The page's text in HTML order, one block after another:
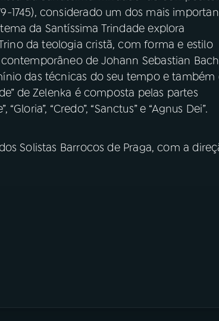
1745), considerado um dos mais
da Santíssima Trindade explora
da teologia cristã, com forma e estilo
de Johann Sebastian Bach
das técnicas do seu tempo e também
de Zelenka é composta pelas partes
“Credo”, “Sanctus” e “Agnus Dei”.
Solistas Barrocos de Praga, com a